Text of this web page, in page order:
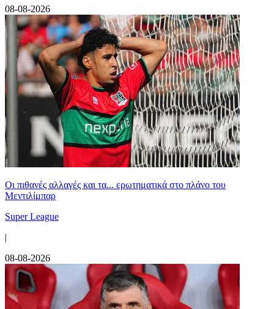
08-08-2026
Οι πιθανές αλλαγές και τα... ερωτηματικά στο πλάνο του
Μεντιλίμπαρ
Super League
|
08-08-2026